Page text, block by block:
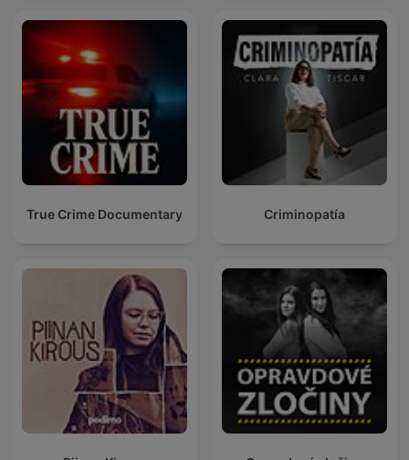
True Crime Documentary Criminopatía